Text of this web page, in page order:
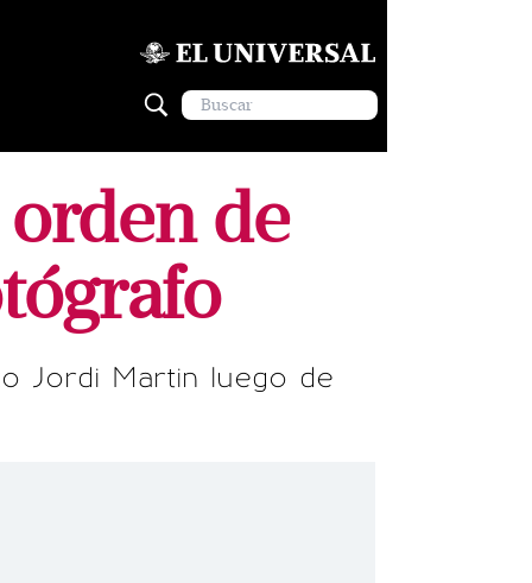
de
Jordi Martin luego de